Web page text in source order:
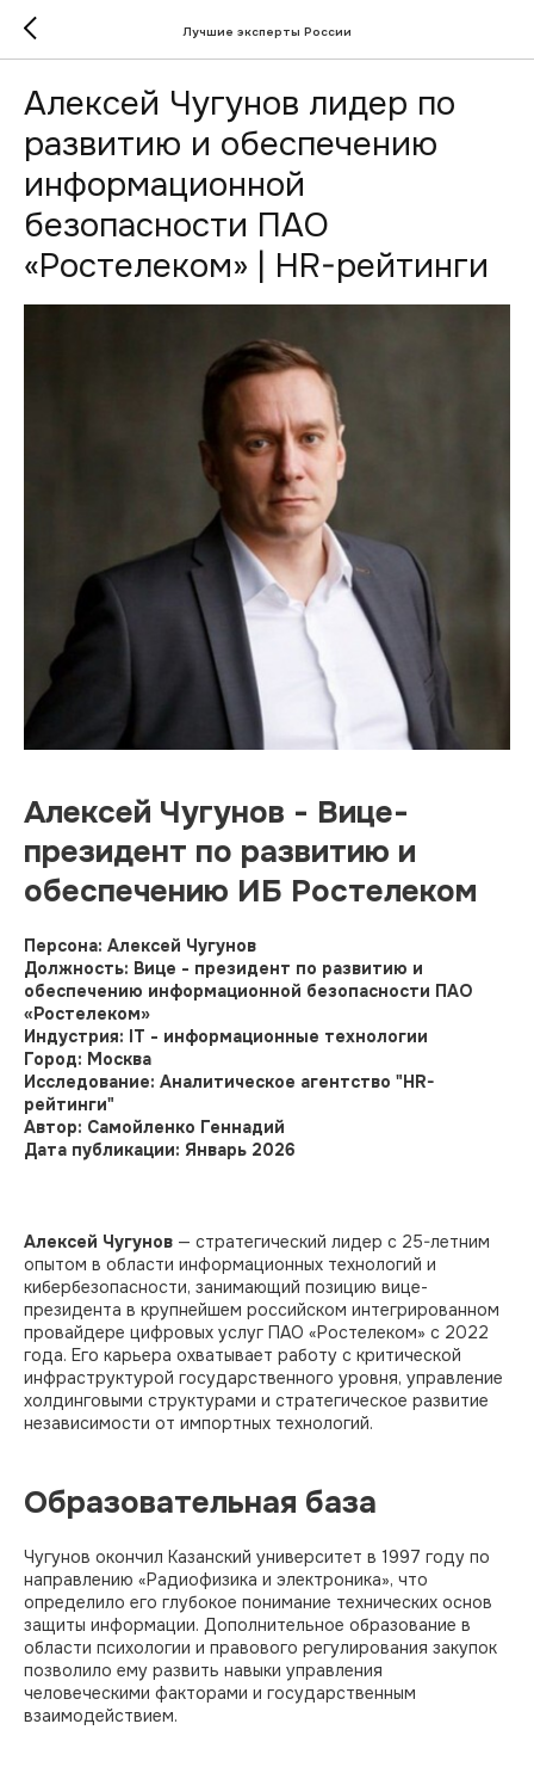
Лучшие эксперты России
Алексей Чугунов лидер по
развитию и обеспечению
информационной
безопасности ПАО
«Ростелеком» | HR-рейтинги
Алексей Чугунов - Вице-
президент по развитию и
обеспечению ИБ Ростелеком
Персона: Алексей Чугунов
Должность: Вице - президент по развитию и
обеспечению информационной безопасности ПАО
«Ростелеком»
Индустрия: IT - информационные технологии
Город: Москва
Исследование: Аналитическое агентство "HR-
рейтинги"
Автор: Самойленко Геннадий
Дата публикации: Январь 2026
Алексей Чугунов — стратегический лидер с 25-летним
опытом в области информационных технологий и
кибербезопасности, занимающий позицию вице-
президента в крупнейшем российском интегрированном
провайдере цифровых услуг ПАО «Ростелеком» с 2022
года. Его карьера охватывает работу с критической
инфраструктурой государственного уровня, управление
холдинговыми структурами и стратегическое развитие
независимости от импортных технологий.
Образовательная база
Чугунов окончил Казанский университет в 1997 году по
направлению «Радиофизика и электроника», что
определило его глубокое понимание технических основ
защиты информации. Дополнительное образование в
области психологии и правового регулирования закупок
позволило ему развить навыки управления
человеческими факторами и государственным
взаимодействием.​